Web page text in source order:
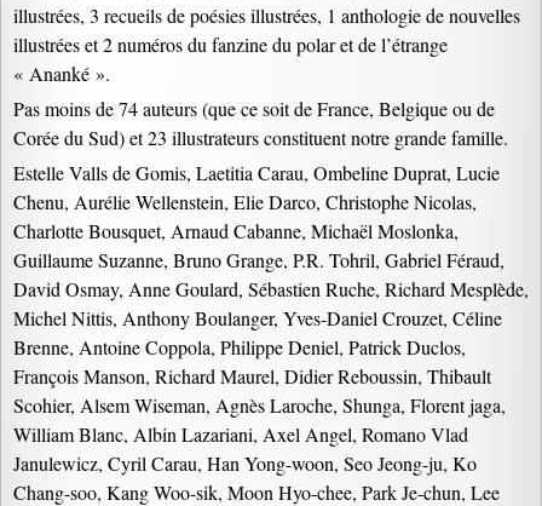
illustrées, 3 recueils de poésies illustrées, 1 anthologie de nouvelles
illustrées et 2 numéros du fanzine du polar et de l’étrange
« Ananké ».
Pas moins de 74 auteurs (que ce soit de France, Belgique ou de
Corée du Sud) et 23 illustrateurs constituent notre grande famille.
Estelle Valls de Gomis, Laetitia Carau, Ombeline Duprat, Lucie
Chenu, Aurélie Wellenstein, Elie Darco, Christophe Nicolas,
Charlotte Bousquet, Arnaud Cabanne, Michaël Moslonka,
Guillaume Suzanne, Bruno Grange, P.R. Tohril, Gabriel Féraud,
David Osmay, Anne Goulard, Sébastien Ruche, Richard Mesplède,
Michel Nittis, Anthony Boulanger, Yves-Daniel Crouzet, Céline
Brenne, Antoine Coppola, Philippe Deniel, Patrick Duclos,
François Manson, Richard Maurel, Didier Reboussin, Thibault
Scohier, Alsem Wiseman, Agnès Laroche, Shunga, Florent jaga,
William Blanc, Albin Lazariani, Axel Angel, Romano Vlad
Janulewicz, Cyril Carau, Han Yong-woon, Seo Jeong-ju, Ko
Chang-soo, Kang Woo-sik, Moon Hyo-chee, Park Je-chun, Lee